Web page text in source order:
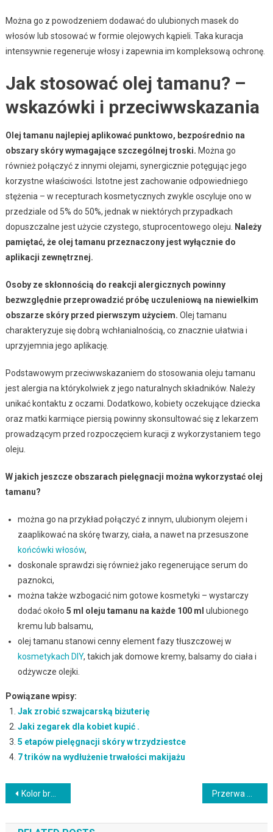
Można go z powodzeniem dodawać do ulubionych masek do
włosów lub stosować w formie olejowych kąpieli. Taka kuracja
intensywnie regeneruje włosy i zapewnia im kompleksową ochronę.
Jak stosować olej tamanu? –
wskazówki i przeciwwskazania
Olej tamanu najlepiej aplikować punktowo, bezpośrednio na
obszary skóry wymagające szczególnej troski. Można go
również połączyć z innymi olejami, synergicznie potęgując jego
korzystne właściwości. Istotne jest zachowanie odpowiedniego
stężenia – w recepturach kosmetycznych zwykle oscyluje ono w
przedziale od 5% do 50%, jednak w niektórych przypadkach
dopuszczalne jest użycie czystego, stuprocentowego oleju.
Należy
pamiętać, że olej tamanu przeznaczony jest wyłącznie do
aplikacji zewnętrznej.
Osoby ze skłonnością do reakcji alergicznych powinny
bezwzględnie przeprowadzić próbę uczuleniową na niewielkim
obszarze skóry przed pierwszym użyciem. Olej tamanu
charakteryzuje się dobrą wchłanialnością, co znacznie ułatwia i
uprzyjemnia jego aplikację.
Podstawowym przeciwwskazaniem do stosowania oleju tamanu
jest alergia na którykolwiek z jego naturalnych składników. Należy
unikać kontaktu z oczami. Dodatkowo, kobiety oczekujące dziecka
oraz matki karmiące piersią powinny skonsultować się z lekarzem
prowadzącym przed rozpoczęciem kuracji z wykorzystaniem tego
oleju.
W jakich jeszcze obszarach pielęgnacji można wykorzystać olej
tamanu?
można go na przykład połączyć z innym, ulubionym olejem i
zaaplikować na skórę twarzy, ciała, a nawet na przesuszone
końcówki włosów,
doskonale sprawdzi się również jako regenerujące serum do
paznokci,
można także wzbogacić nim gotowe kosmetyki – wystarczy
dodać około 5 ml oleju tamanu na każde 100 ml ulubionego
kremu lub balsamu,
olej tamanu stanowi cenny element fazy tłuszczowej w
kosmetykach DIY, takich jak domowe kremy, balsamy do ciała i
odżywcze olejki.
Powiązane wpisy:
Jak zrobić szwajcarską biżuterię
Jaki zegarek dla kobiet kupić .
5 etapów pielęgnacji skóry w trzydziestce
7 trików na wydłużenie trwałości makijażu
Nawigacja
wpisu
Kolor brwi dla blondynek: jak dobrać idealny odcień?